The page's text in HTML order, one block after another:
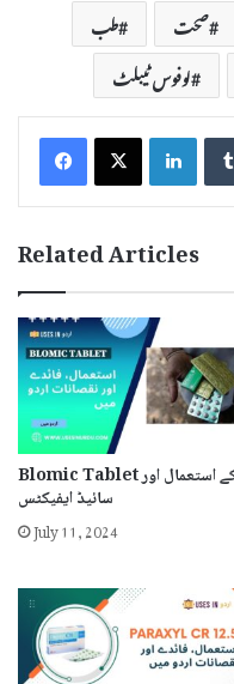
صحت
طب
لوفوس ٹیبلٹ
Related Articles
Blomic Tablet کے استعمال اور
سائیڈ ایفیکٹس
July 11, 2024